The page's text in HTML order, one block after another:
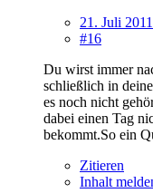
21. Juli 2011
#16
Du wirst immer
schließlich in
es noch nicht
dabei einen Tag
bekommt.So ein
Zitieren
Inhalt